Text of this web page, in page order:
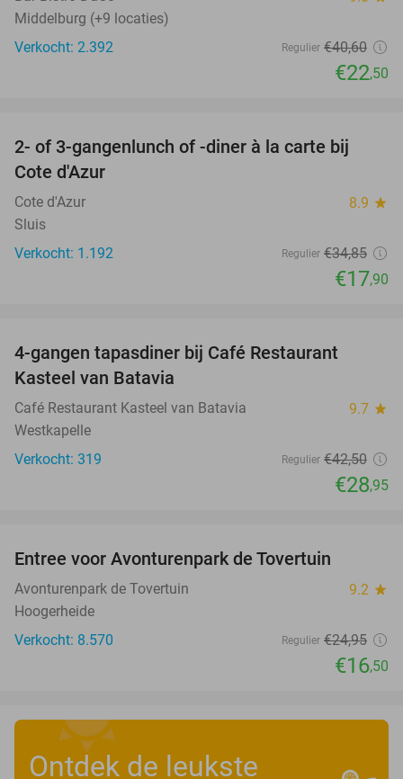
Middelburg (+9 locaties)
Verkocht: 2.392
Regulier €40,60
€22,50
49%
2- of 3-gangenlunch of -diner à la carte bij
Cote d'Azur
Cote d'Azur 8.9 star
Sluis
Verkocht: 1.192
Regulier €34,85
€17,90
4-gangen tapasdiner bij Café Restaurant
Kasteel van Batavia
Café Restaurant Kasteel van Batavia 9.7 star
Westkapelle
Verkocht: 319
Regulier €42,50
€28,95
Entree voor Avonturenpark de Tovertuin
Avonturenpark de Tovertuin 9.2 star
Hoogerheide
Verkocht: 8.570
Regulier €24,95
€16,50
Ontdek de leukste